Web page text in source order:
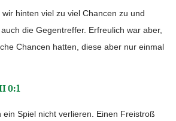
hinten viel zu viel Chancen zu und
die Gegentreffer. Erfreulich war aber,
Chancen hatten, diese aber nur einmal
0:1
Spiel nicht verlieren. Einen Freistroß